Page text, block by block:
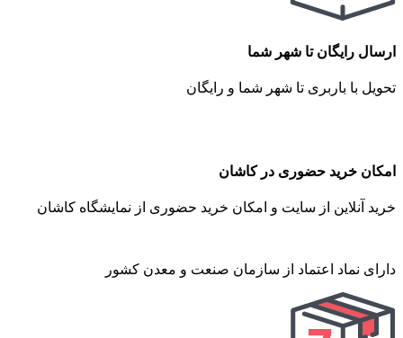
ارسال رایگان تا شهر شما
تحویل با باربری تا شهر شما و رایگان
امکان خرید حضوری در کاشان
خرید آنلاین از سایت و امکان خرید حضوری از نمایشگاه کاشان
دارای نماد اعتماد از سازمان صنعت و معدن کشور